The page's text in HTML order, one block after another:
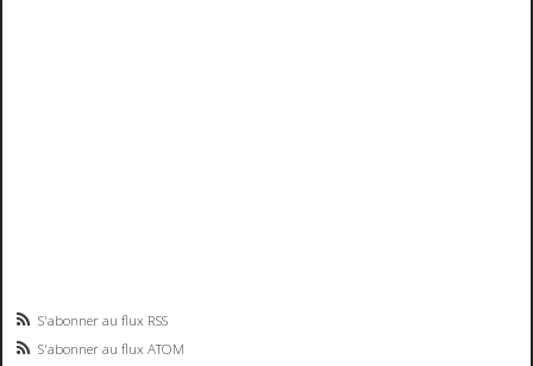
S'abonner au flux RSS
S'abonner au flux ATOM